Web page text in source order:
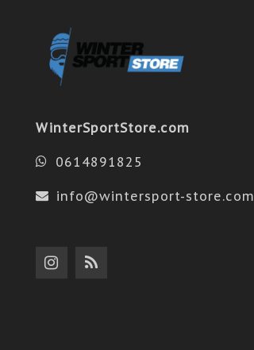
WinterSportStore.com
0614891825
info@wintersport-store.com